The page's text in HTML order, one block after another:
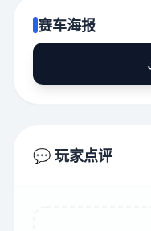
赛车海报
💬 玩家点评